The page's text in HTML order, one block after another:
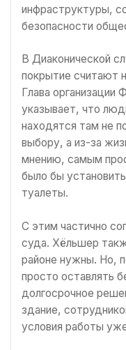
инфраструктуры,
безопасности
В Диаконической
покрытие считают
Глава
указывает, что
находятся там не
выбору, а из-за
мнению, самым
было бы
туалеты.
С этим частично
суда. Хёльшер
районе нужны. Но,
просто оставлять
долгосрочное
здание,
условия работы